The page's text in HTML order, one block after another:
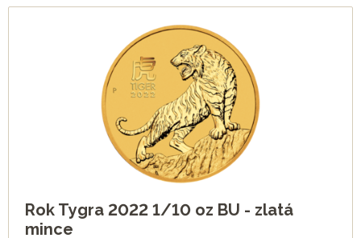
Rok Tygra 2022 1/10 oz BU - zlatá
mince